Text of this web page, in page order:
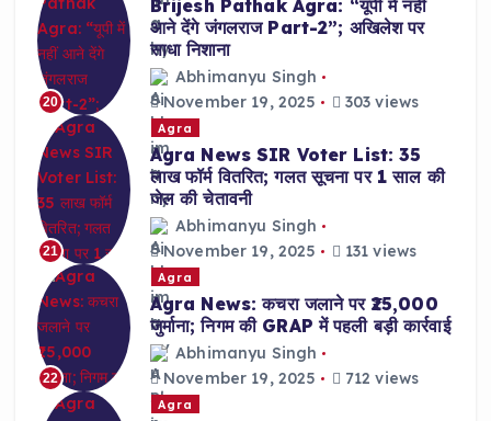
20
Brijesh Pathak Agra: “यूपी में नहीं
आने देंगे जंगलराज Part-2”; अखिलेश पर
साधा निशाना
Abhimanyu Singh
November 19, 2025
303 views
21
Agra
Agra News SIR Voter List: 35
लाख फॉर्म वितरित; गलत सूचना पर 1 साल की
जेल की चेतावनी
Abhimanyu Singh
November 19, 2025
131 views
22
Agra
Agra News: कचरा जलाने पर ₹25,000
जुर्माना; निगम की GRAP में पहली बड़ी कार्रवाई
Abhimanyu Singh
November 19, 2025
712 views
Agra